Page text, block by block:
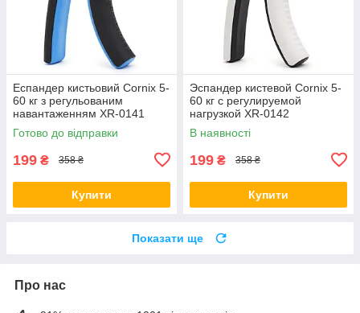
Еспандер кистьовий Cornix 5-
60 кг з регульованим
навантаженням XR-0141
Blue/Black
Готово до відправки
199 ₴ 358 ₴
Купити
Эспандер кистевой Cornix 5-
60 кг с регулируемой
нагрузкой XR-0142
Black/Grey orig2780
В наявності
199 ₴ 358 ₴
Купити
Показати ще
Про нас